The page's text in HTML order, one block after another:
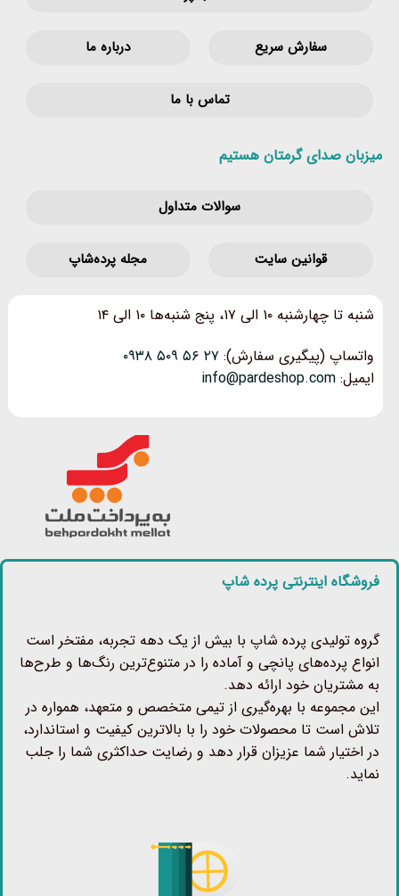
سفارش سریع درباره ما
تماس با ما
میزبان صدای گرمتان هستیم
سوالات متداول
قوانین‌ سایت مجله پرده‌شاپ
شنبه تا چهارشنبه ۱۰ الی ۱۷، پنج شنبه‌ها ۱۰ الی ۱۴
واتساپ (پیگیری سفارش): ۲۷ ۵۶ ۵۰۹ ۰۹۳۸
ایمیل: info@pardeshop.com
فروشگاه اینترنتی پرده شاپ
گروه تولیدی پرده شاپ با بیش از یک دهه تجربه، مفتخر است
انواع پرده‌های پانچی و آماده را در متنوع‌ترین رنگ‌ها و طرح‌ها
به مشتریان خود ارائه دهد.
این مجموعه با بهره‌گیری از تیمی متخصص و متعهد، همواره در
تلاش است تا محصولات خود را با بالاترین کیفیت و استاندارد،
در اختیار شما عزیزان قرار دهد و رضایت حداکثری شما را جلب
نماید.